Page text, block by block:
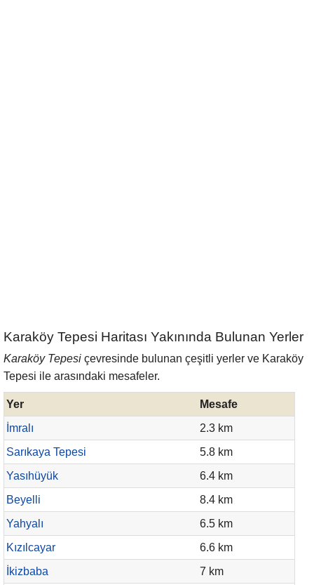
Karaköy Tepesi Haritası Yakınında Bulunan Yerler
Karaköy Tepesi çevresinde bulunan çeşitli yerler ve Karaköy
Tepesi ile arasındaki mesafeler.
Yer
Mesafe
İmralı
2.3 km
Sarıkaya Tepesi
5.8 km
Yasıhüyük
6.4 km
Beyelli
8.4 km
Yahyalı
6.5 km
Kızılcayar
6.6 km
İkizbaba
7 km